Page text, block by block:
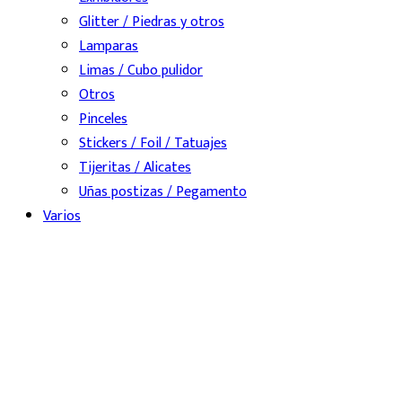
Glitter / Piedras y otros
Lamparas
Limas / Cubo pulidor
Otros
Pinceles
Stickers / Foil / Tatuajes
Tijeritas / Alicates
Uñas postizas / Pegamento
Varios